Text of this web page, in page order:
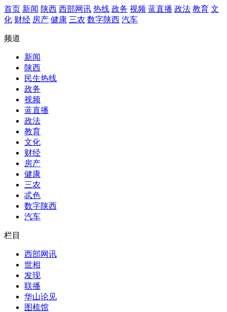
首页 新闻 陕西 西部网讯 热线 政务 视频 蓝直播 政法 教育 文
化 财经 房产 健康 三农 数字陕西 汽车
频道
新闻
陕西
民生热线
政务
视频
蓝直播
政法
教育
文化
财经
房产
健康
三农
忒色
数字陕西
汽车
栏目
西部网讯
世相
发现
联播
华山论见
图梳馆